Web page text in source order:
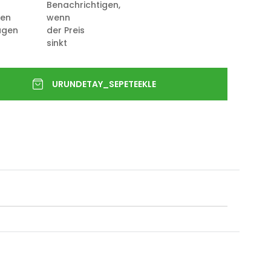
Benachrichtigen,
wenn
der Preis
sinkt